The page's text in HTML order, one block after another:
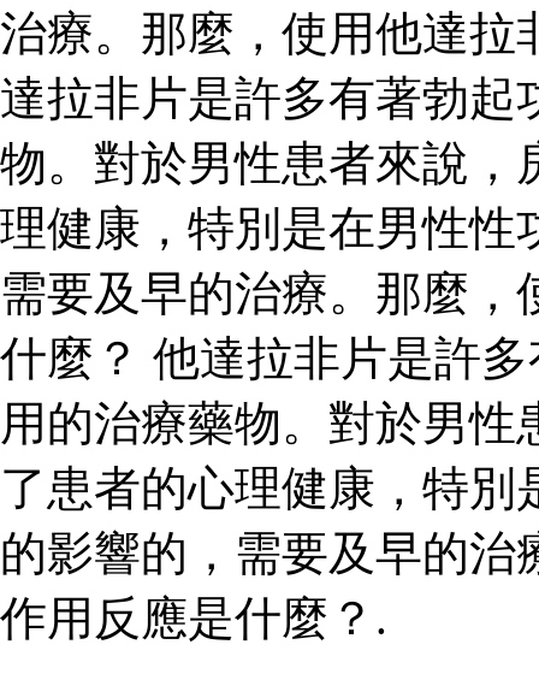
治療。那麼，使用他達拉
達拉非片是許多有著勃起
物。對於男性患者來說，
理健康，特別是在男性性
需要及早的治療。那麼
什麼？ 他達拉非片是許
用的治療藥物。對於男
了患者的心理健康，特
的影響的，需要及早的
作用反應是什麼？.